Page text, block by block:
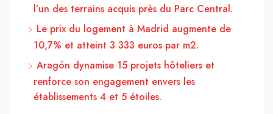
l’un des terrains acquis près du Parc Central.
Le prix du logement à Madrid augmente de
10,7% et atteint 3 333 euros par m2.
Aragón dynamise 15 projets hôteliers et
renforce son engagement envers les
établissements 4 et 5 étoiles.